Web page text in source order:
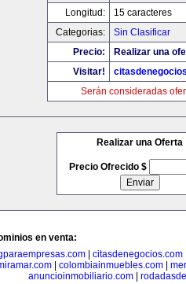
Longitud:
15 caracteres
Categorias:
Sin Clasificar
Precio:
Realizar una
Visitar!
Serán consideradas
Realizar una Oferta
Precio Ofrecido $
en venta:
| citasdenegocios.com
| colombiainmuebles.com|
anuncioinmobiliario.com